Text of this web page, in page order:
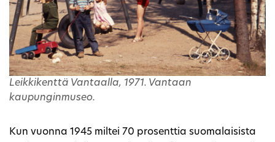
Leikkikenttä Vantaalla, 1971. Vantaan
kaupunginmuseo.
Kun vuonna 1945 miltei 70 prosenttia suomalaisista